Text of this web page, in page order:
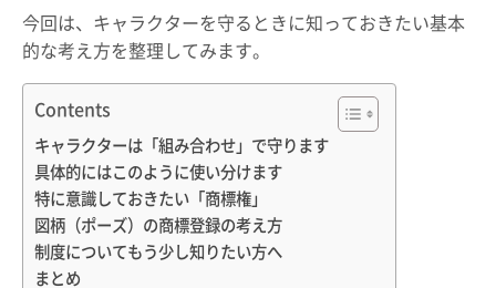
今回は、キャラクターを守るときに知っておきたい基本
的な考え方を整理してみます。
Contents
キャラクターは「組み合わせ」で守ります
具体的にはこのように使い分けます
特に意識しておきたい「商標権」
図柄（ポーズ）の商標登録の考え方
制度についてもう少し知りたい方へ
まとめ